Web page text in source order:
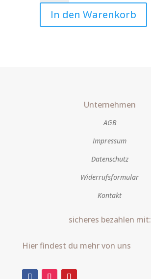
Art.Nr.:10144
MengeIn den Warenkorb
Unternehmen
AGB
Impressum
Datenschutz
Widerrufsformular
Kontakt
sicheres bezahlen mit:
Hier findest du mehr von uns